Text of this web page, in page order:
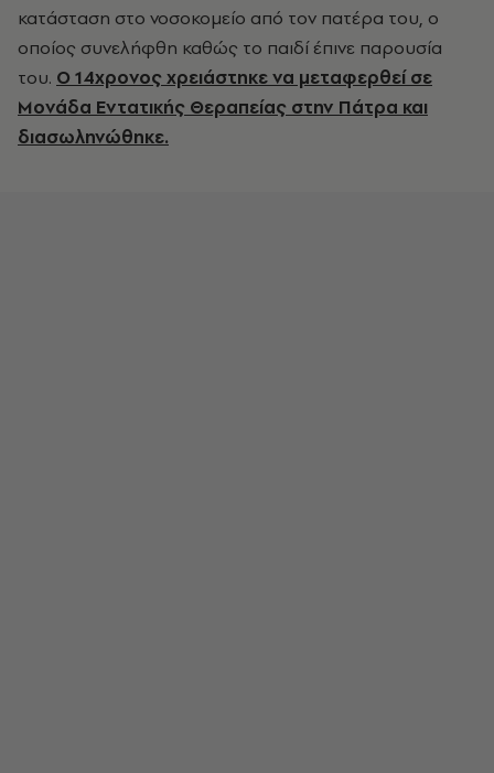
κατάσταση στο νοσοκομείο από τον πατέρα του, ο
οποίος συνελήφθη καθώς το παιδί έπινε παρουσία
του. Ο 14χρονος χρειάστηκε να μεταφερθεί σε
Μονάδα Εντατικής Θεραπείας στην Πάτρα και
διασωληνώθηκε.